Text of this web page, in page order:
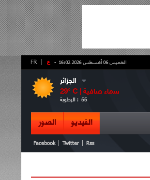
- ع FR الخميس 06 أغسطس 2026 16:02
الجزائر
29° C | سماء صافية
الرطوبة : 55
الفيديو الصور
Facebook Twitter Rss